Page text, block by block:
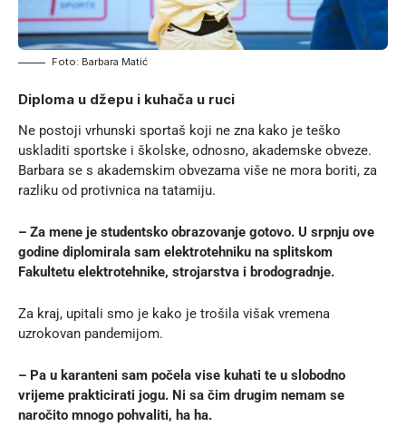
Foto: Barbara Matić
Diploma u džepu i kuhača u ruci
Ne postoji vrhunski sportaš koji ne zna kako je teško
uskladiti sportske i školske, odnosno, akademske obveze.
Barbara se s akademskim obvezama više ne mora boriti, za
razliku od protivnica na tatamiju.
– Za mene je studentsko obrazovanje gotovo. U srpnju ove
godine diplomirala sam elektrotehniku na splitskom
Fakultetu elektrotehnike, strojarstva i brodogradnje.
Za kraj, upitali smo je kako je trošila višak vremena
uzrokovan pandemijom.
– Pa u karanteni sam počela vise kuhati te u slobodno
vrijeme prakticirati jogu. Ni sa čim drugim nemam se
naročito mnogo pohvaliti, ha ha.